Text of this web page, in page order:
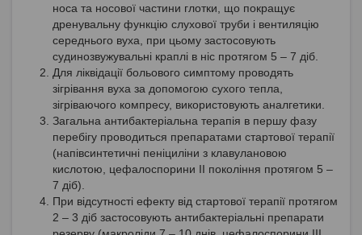
носа та носової частини глотки, що покращує
дренувальну функцію слухової труби і вентиляцію
середнього вуха, при цьому застосовують
судинозвужувальні краплі в ніс протягом 5 – 7 діб.
Для ліквідації больового симптому проводять
зігрівання вуха за допомогою сухого тепла,
зігріваючого компресу, використовують аналгетики.
Загальна антибактеріальна терапія в першу фазу
перебігу проводиться препаратами стартової терапії
(напівсинтетичні пеніциліни з клавулановою
кислотою, цефалоспорини II покоління протягом 5 –
7 діб).
При відсутності ефекту від стартової терапії протягом
2 – 3 діб застосовують антибактеріальні препарати